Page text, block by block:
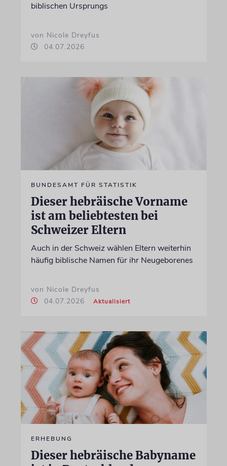
biblischen Ursprungs
von Nicole Dreyfus
04.07.2026
BUNDESAMT FÜR STATISTIK
Dieser hebräische Vorname
ist am beliebtesten bei
Schweizer Eltern
Auch in der Schweiz wählen Eltern weiterhin
häufig biblische Namen für ihr Neugeborenes
von Nicole Dreyfus
04.07.2026
Aktualisiert
ERHEBUNG
Dieser hebräische Babyname